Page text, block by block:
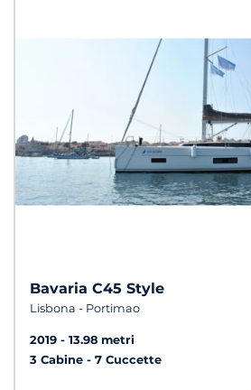
Bavaria C45 Style
Lisbona - Portimao
2019
13.98 metri
3 Cabine
7 Cuccette